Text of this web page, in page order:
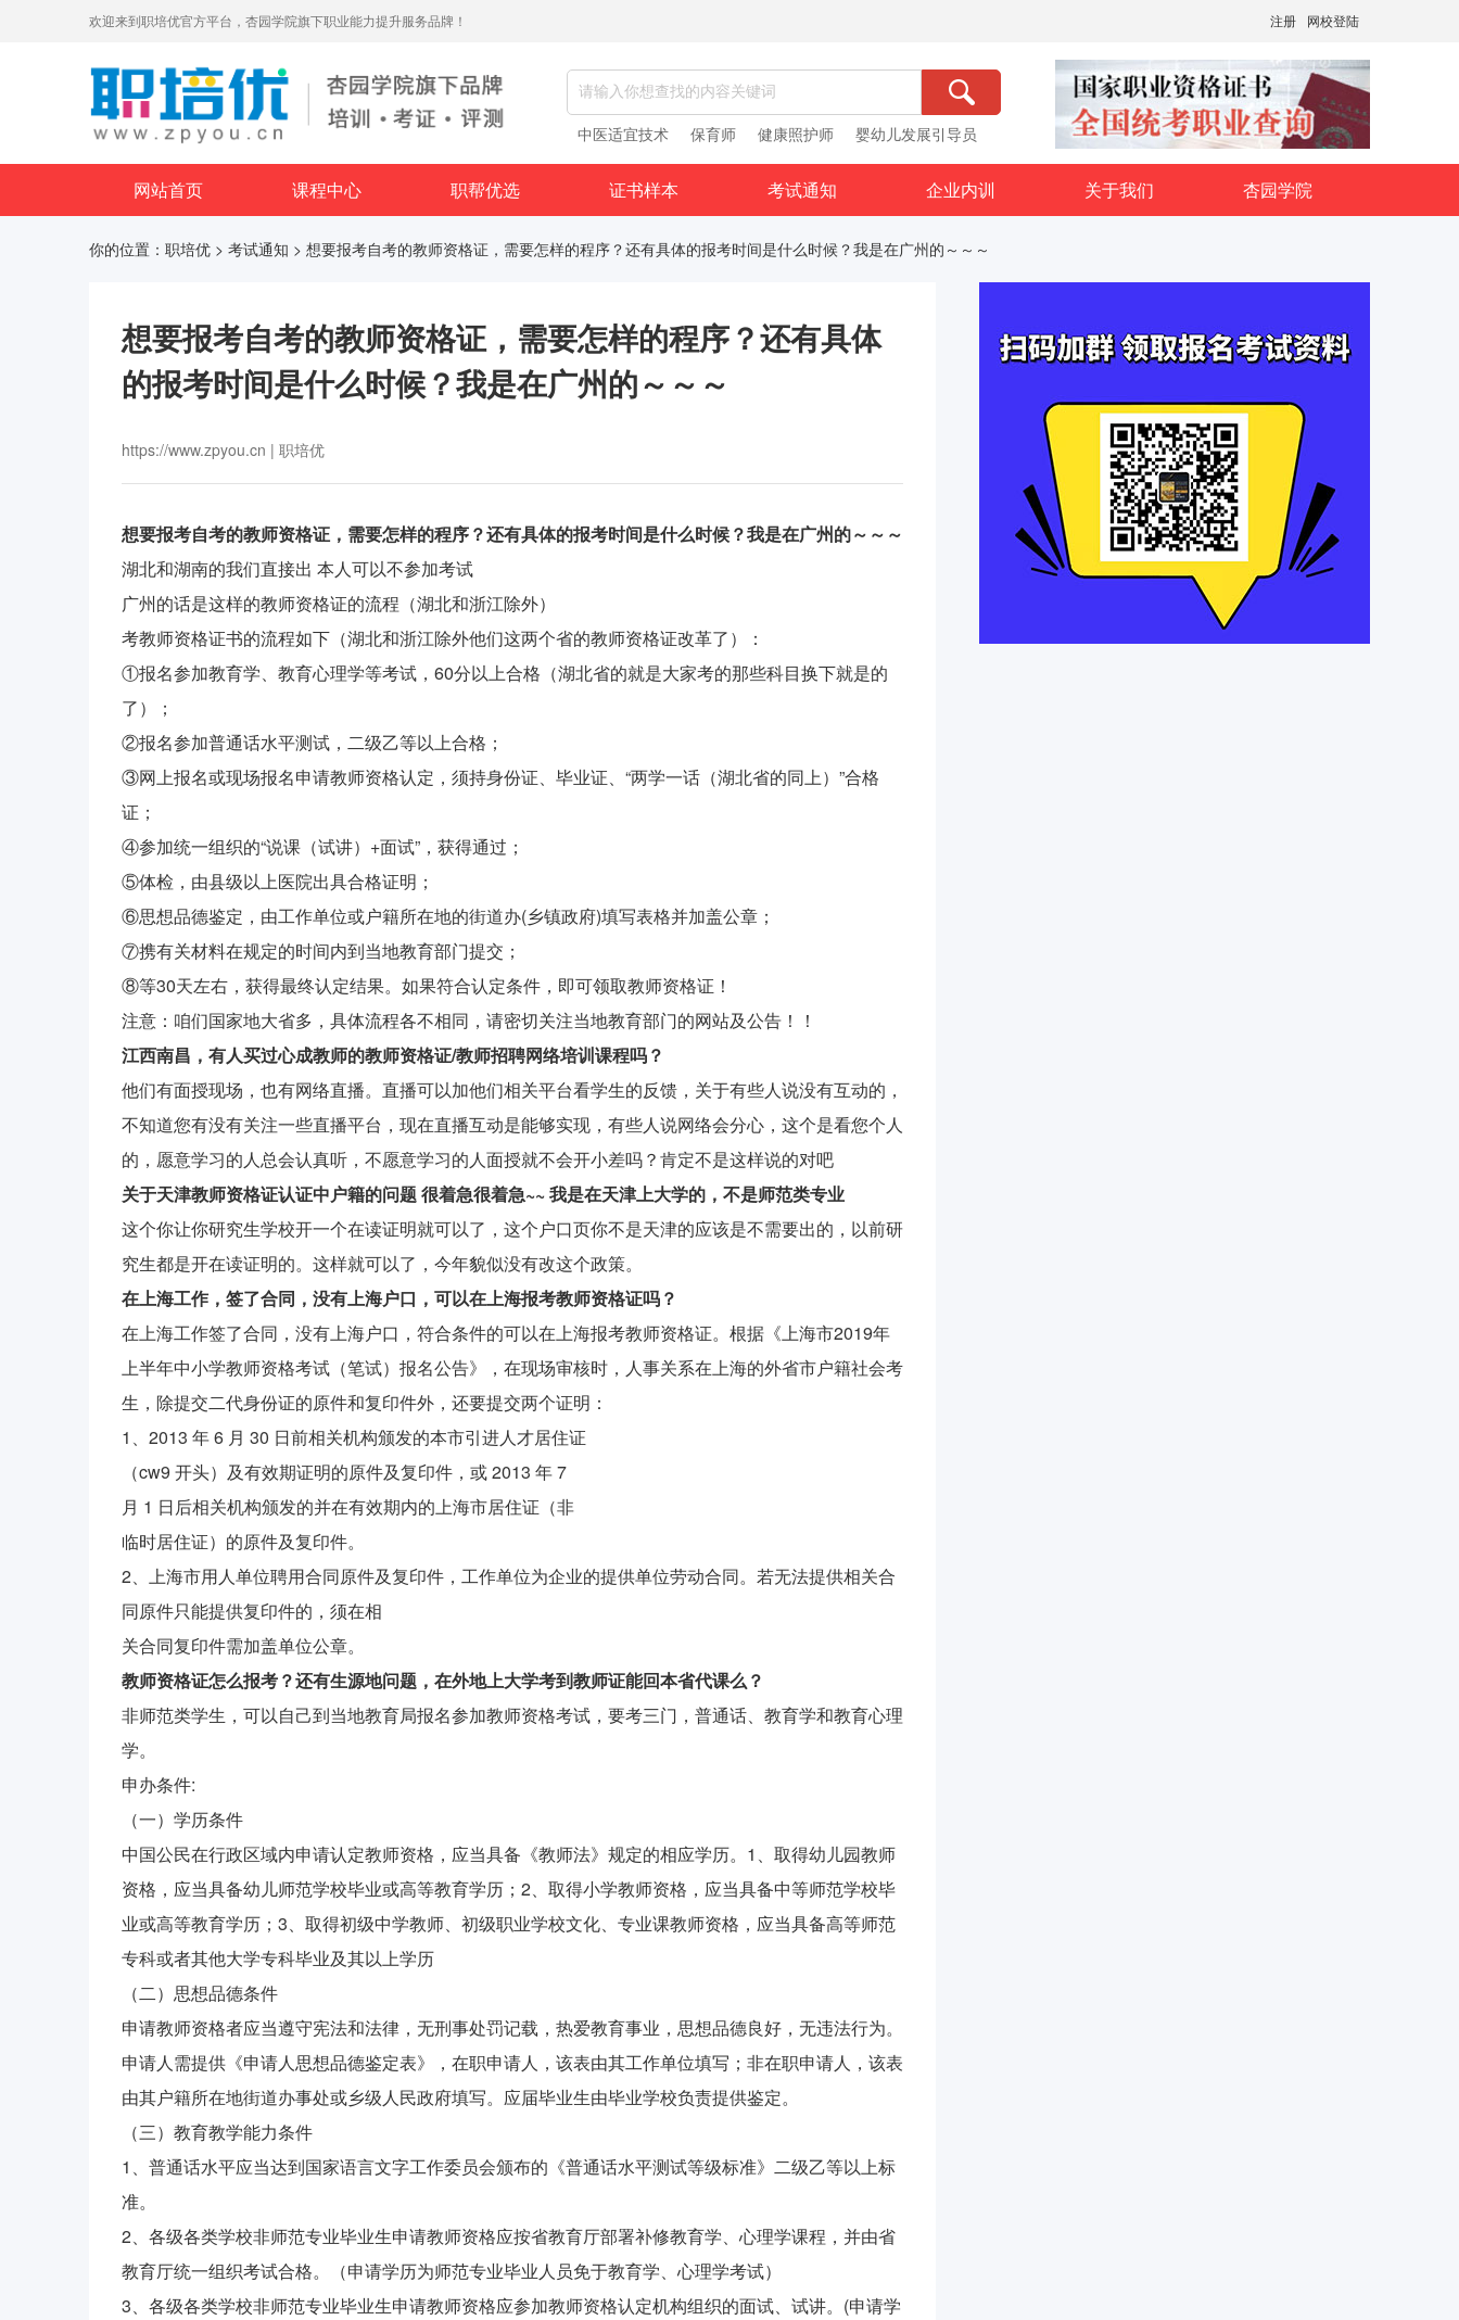
欢迎来到职培优官方平台，杏园学院旗下职业能力提升服务品牌！ 注册 网校登陆
中医适宜技术 保育师 健康照护师 婴幼儿发展引导员
网站首页 课程中心 职帮优选 证书样本 考试通知 企业内训 关于我们 杏园学院
你的位置： 职培优 > 考试通知 > 想要报考自考的教师资格证，需要怎样的程序？还有具体的报考时间是什么时候？我是在广州的～～～
想要报考自考的教师资格证，需要怎样的程序？还有具体
的报考时间是什么时候？我是在广州的～～～
https://www.zpyou.cn | 职培优
想要报考自考的教师资格证，需要怎样的程序？还有具体的报考时间是什么时候？我是在广州的～～～
湖北和湖南的我们直接出 本人可以不参加考试
广州的话是这样的教师资格证的流程（湖北和浙江除外）
考教师资格证书的流程如下（湖北和浙江除外他们这两个省的教师资格证改革了）：
①报名参加教育学、教育心理学等考试，60分以上合格（湖北省的就是大家考的那些科目换下就是的
了）；
②报名参加普通话水平测试，二级乙等以上合格；
③网上报名或现场报名申请教师资格认定，须持身份证、毕业证、“两学一话（湖北省的同上）”合格
证；
④参加统一组织的“说课（试讲）+面试”，获得通过；
⑤体检，由县级以上医院出具合格证明；
⑥思想品德鉴定，由工作单位或户籍所在地的街道办(乡镇政府)填写表格并加盖公章；
⑦携有关材料在规定的时间内到当地教育部门提交；
⑧等30天左右，获得最终认定结果。如果符合认定条件，即可领取教师资格证！
注意：咱们国家地大省多，具体流程各不相同，请密切关注当地教育部门的网站及公告！！
江西南昌，有人买过心成教师的教师资格证/教师招聘网络培训课程吗？
他们有面授现场，也有网络直播。直播可以加他们相关平台看学生的反馈，关于有些人说没有互动的，
不知道您有没有关注一些直播平台，现在直播互动是能够实现，有些人说网络会分心，这个是看您个人
的，愿意学习的人总会认真听，不愿意学习的人面授就不会开小差吗？肯定不是这样说的对吧
关于天津教师资格证认证中户籍的问题 很着急很着急~~ 我是在天津上大学的，不是师范类专业
这个你让你研究生学校开一个在读证明就可以了，这个户口页你不是天津的应该是不需要出的，以前研
究生都是开在读证明的。这样就可以了，今年貌似没有改这个政策。
在上海工作，签了合同，没有上海户口，可以在上海报考教师资格证吗？
在上海工作签了合同，没有上海户口，符合条件的可以在上海报考教师资格证。根据《上海市2019年
上半年中小学教师资格考试（笔试）报名公告》，在现场审核时，人事关系在上海的外省市户籍社会考
生，除提交二代身份证的原件和复印件外，还要提交两个证明：
1、2013 年 6 月 30 日前相关机构颁发的本市引进人才居住证
（cw9 开头）及有效期证明的原件及复印件，或 2013 年 7
月 1 日后相关机构颁发的并在有效期内的上海市居住证（非
临时居住证）的原件及复印件。
2、上海市用人单位聘用合同原件及复印件，工作单位为企业的提供单位劳动合同。若无法提供相关合
同原件只能提供复印件的，须在相
关合同复印件需加盖单位公章。
教师资格证怎么报考？还有生源地问题，在外地上大学考到教师证能回本省代课么？
非师范类学生，可以自己到当地教育局报名参加教师资格考试，要考三门，普通话、教育学和教育心理
学。
申办条件:
（一）学历条件
中国公民在行政区域内申请认定教师资格，应当具备《教师法》规定的相应学历。1、取得幼儿园教师
资格，应当具备幼儿师范学校毕业或高等教育学历；2、取得小学教师资格，应当具备中等师范学校毕
业或高等教育学历；3、取得初级中学教师、初级职业学校文化、专业课教师资格，应当具备高等师范
专科或者其他大学专科毕业及其以上学历
（二）思想品德条件
申请教师资格者应当遵守宪法和法律，无刑事处罚记载，热爱教育事业，思想品德良好，无违法行为。
申请人需提供《申请人思想品德鉴定表》，在职申请人，该表由其工作单位填写；非在职申请人，该表
由其户籍所在地街道办事处或乡级人民政府填写。应届毕业生由毕业学校负责提供鉴定。
（三）教育教学能力条件
1、普通话水平应当达到国家语言文字工作委员会颁布的《普通话水平测试等级标准》二级乙等以上标
准。
2、各级各类学校非师范专业毕业生申请教师资格应按省教育厅部署补修教育学、心理学课程，并由省
教育厅统一组织考试合格。（申请学历为师范专业毕业人员免于教育学、心理学考试）
3、各级各类学校非师范专业毕业生申请教师资格应参加教师资格认定机构组织的面试、试讲。(申请学